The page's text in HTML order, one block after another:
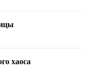
хаоса